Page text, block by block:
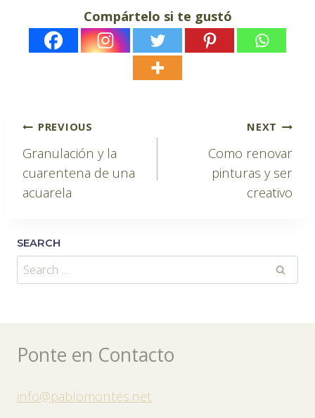
Compártelo si te gustó
Post
navigation
PREVIOUS
Granulación y la
cuarentena de una
acuarela
NEXT
Como renovar
pinturas y ser
creativo
SEARCH
Search
for:
Ponte en Contacto
info@pablomontes.net